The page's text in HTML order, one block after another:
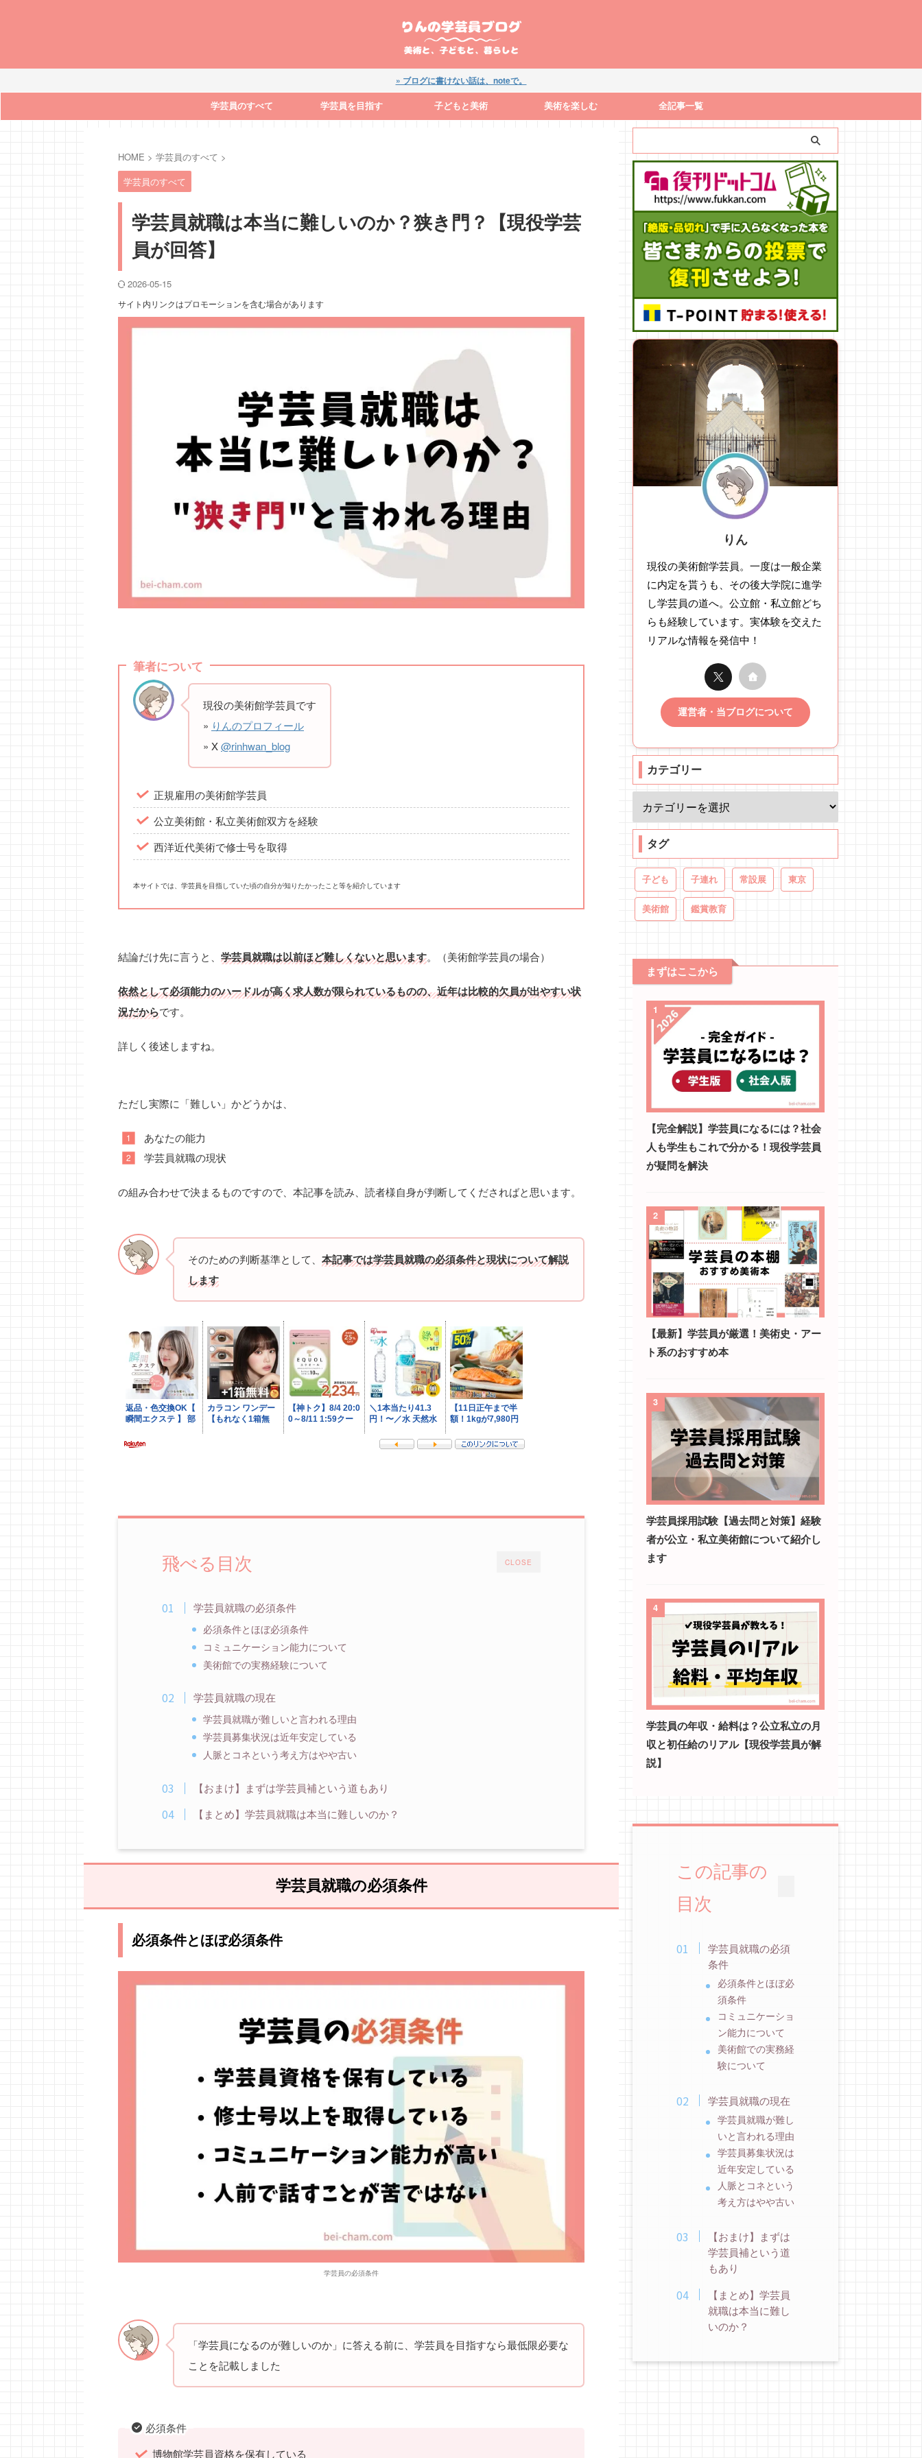
» ブログに書けない話は、noteで。
学芸員のすべて 学芸員を目指す 子どもと美術 美術を楽しむ 全記事一覧
HOME > 学芸員のすべて >
学芸員のすべて
学芸員就職は本当に難しいのか？狭き門？【現役学芸
員が回答】
2026-05-15
サイト内リンクはプロモーションを含む場合があります
筆者について
現役の美術館学芸員です
» りんのプロフィール
» X@rinhwan_blog
正規雇用の美術館学芸員
公立美術館・私立美術館双方を経験
西洋近代美術で修士号を取得
本サイトでは、学芸員を目指していた頃の自分が知りたかったこと等を紹介しています
結論だけ先に言うと、 学芸員就職は以前ほど難しくないと思います。（美術館学芸員の場合）
依然として必須能力のハードルが高く求人数が限られているものの、近年は比較的欠員が出やすい状
況だからです。
詳しく後述しますね。
ただし実際に「難しい」かどうかは、
あなたの能力
学芸員就職の現状
の組み合わせで決まるものですので、本記事を読み、読者様自身が判断してくださればと思います。
そのための判断基準として、 本記事では学芸員就職の必須条件と現状について解説
します
CLOSE
飛べる目次
学芸員就職の必須条件
必須条件とほぼ必須条件
コミュニケーション能力について
美術館での実務経験について
学芸員就職の現在
学芸員就職が難しいと言われる理由
学芸員募集状況は近年安定している
人脈とコネという考え方はやや古い
【おまけ】まずは学芸員補という道もあり
【まとめ】学芸員就職は本当に難しいのか？
学芸員就職の必須条件
必須条件とほぼ必須条件
学芸員の必須条件
「学芸員になるのが難しいのか」に答える前に、学芸員を目指すなら最低限必要な
ことを記載しました
必須条件
博物館学芸員資格を保有している
りん
現役の美術館学芸員。一度は一般企業
に内定を貰うも、その後大学院に進学
し学芸員の道へ。公立館・私立館どち
らも経験しています。実体験を交えた
リアルな情報を発信中！
運営者・当ブログについて
カテゴリー
タグ
子ども 子連れ 常設展 東京
美術館 鑑賞教育
まずはここから
1
【完全解説】学芸員になるには？社会
人も学生もこれで分かる！現役学芸員
が疑問を解決
2
【最新】学芸員が厳選！美術史・アー
ト系のおすすめ本
3
学芸員採用試験【過去問と対策】経験
者が公立・私立美術館について紹介し
ます
4
学芸員の年収・給料は？公立私立の月
収と初任給のリアル【現役学芸員が解
説】
この記事の
目次
学芸員就職の必須
条件
必須条件とほぼ必
須条件
コミュニケーショ
ン能力について
美術館での実務経
験について
学芸員就職の現在
学芸員就職が難し
いと言われる理由
学芸員募集状況は
近年安定している
人脈とコネという
考え方はやや古い
【おまけ】まずは
学芸員補という道
もあり
【まとめ】学芸員
就職は本当に難し
いのか？